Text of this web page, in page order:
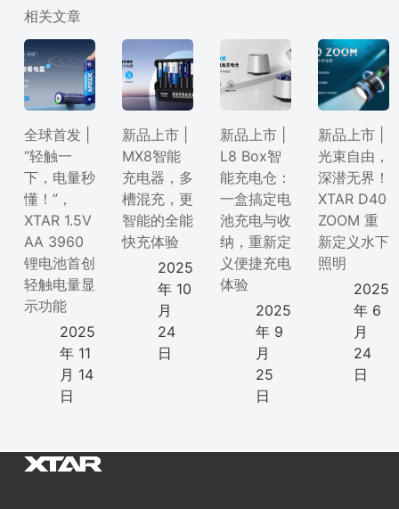
相关文章
全球首发 |
“轻触一
下，电量秒
懂！”，
XTAR 1.5V
AA 3960
锂电池首创
轻触电量显
示功能
2025
年 11
月 14
日
新品上市 |
MX8智能
充电器，多
槽混充，更
智能的全能
快充体验
2025
年 10
月
24
日
新品上市 |
L8 Box智
能充电仓：
一盒搞定电
池充电与收
纳，重新定
义便捷充电
体验
2025
年 9
月
25
日
新品上市 |
光束自由，
深潜无界！
XTAR D40
ZOOM 重
新定义水下
照明
2025
年 6
月
24
日